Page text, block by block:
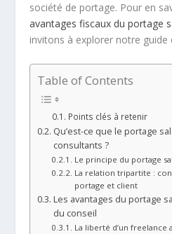
société de portage. Pour en
avantages fiscaux du portage
invitons à explorer notre guide
Table of Contents
Points clés à retenir
Qu’est-ce que le portage
consultants ?
Le principe du portage
La relation tripartite :
portage et client
Les avantages du portage
du conseil
La liberté d’un freelance